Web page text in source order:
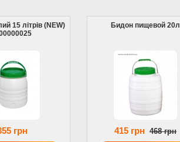
15 літрів (NEW)
грн
Бидон пищевой 20л
415 грн 468 грн